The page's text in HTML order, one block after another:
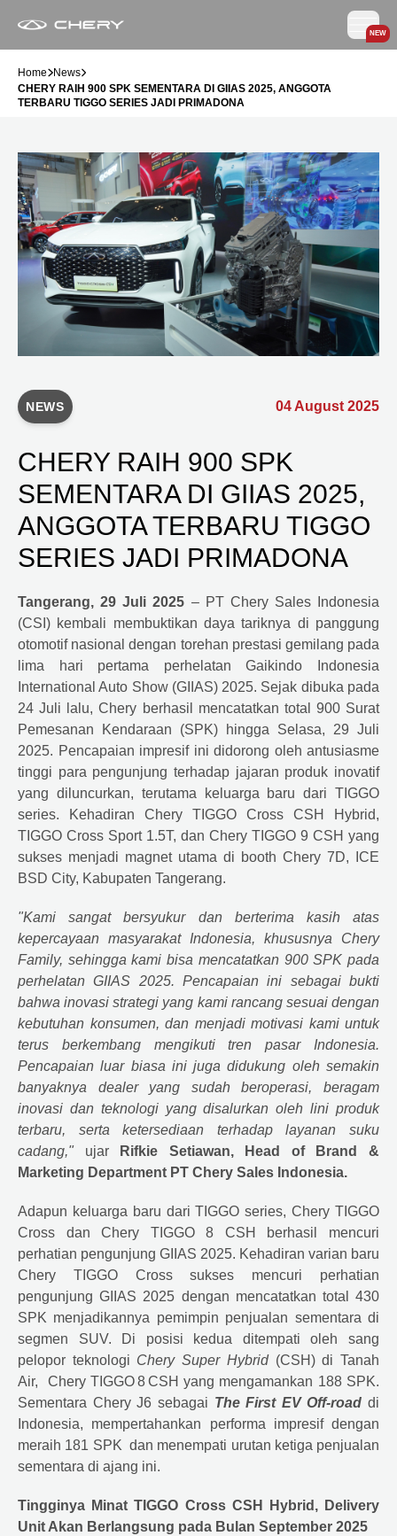
NEW
Home News
CHERY RAIH 900 SPK SEMENTARA DI GIIAS 2025, ANGGOTA
TERBARU TIGGO SERIES JADI PRIMADONA
NEWS 04 August 2025
CHERY RAIH 900 SPK
SEMENTARA DI GIIAS 2025,
ANGGOTA TERBARU TIGGO
SERIES JADI PRIMADONA
Tangerang, 29 Juli 2025 – PT Chery Sales Indonesia
(CSI) kembali membuktikan daya tariknya di panggung
otomotif nasional dengan torehan prestasi gemilang pada
lima hari pertama perhelatan Gaikindo Indonesia
International Auto Show (GIIAS) 2025. Sejak dibuka pada
24 Juli lalu, Chery berhasil mencatatkan total 900 Surat
Pemesanan Kendaraan (SPK) hingga Selasa, 29 Juli
2025. Pencapaian impresif ini didorong oleh antusiasme
tinggi para pengunjung terhadap jajaran produk inovatif
yang diluncurkan, terutama keluarga baru dari TIGGO
series. Kehadiran Chery TIGGO Cross CSH Hybrid,
TIGGO Cross Sport 1.5T, dan Chery TIGGO 9 CSH yang
sukses menjadi magnet utama di booth Chery 7D, ICE
BSD City, Kabupaten Tangerang.
"Kami sangat bersyukur dan berterima kasih atas
kepercayaan masyarakat Indonesia, khususnya Chery
Family, sehingga kami bisa mencatatkan 900 SPK pada
perhelatan GIIAS 2025. Pencapaian ini sebagai bukti
bahwa inovasi strategi yang kami rancang sesuai dengan
kebutuhan konsumen, dan menjadi motivasi kami untuk
terus berkembang mengikuti tren pasar Indonesia.
Pencapaian luar biasa ini juga didukung oleh semakin
banyaknya dealer yang sudah beroperasi, beragam
inovasi dan teknologi yang disalurkan oleh lini produk
terbaru, serta ketersediaan terhadap layanan suku
cadang,"ujar
Rifkie Setiawan, Head of Brand &
Marketing Department PT Chery Sales Indonesia.
Adapun keluarga baru dari TIGGO series, Chery TIGGO
Cross dan Chery TIGGO 8 CSH berhasil mencuri
perhatian pengunjung GIIAS 2025. Kehadiran varian baru
Chery TIGGO Cross sukses mencuri perhatian
pengunjung GIIAS 2025 dengan mencatatkan total 430
SPK menjadikannya pemimpin penjualan sementara di
segmen SUV. Di posisi kedua ditempati oleh sang
pelopor teknologi Chery Super Hybrid (CSH) di Tanah
Air, Chery TIGGO 8 CSH yang mengamankan 188 SPK.
Sementara Chery J6 sebagai The First EV Off‑road di
Indonesia, mempertahankan performa impresif dengan
meraih 181 SPK dan menempati urutan ketiga penjualan
sementara di ajang ini.
Tingginya Minat TIGGO Cross CSH Hybrid, Delivery
Unit Akan Berlangsung pada Bulan September 2025